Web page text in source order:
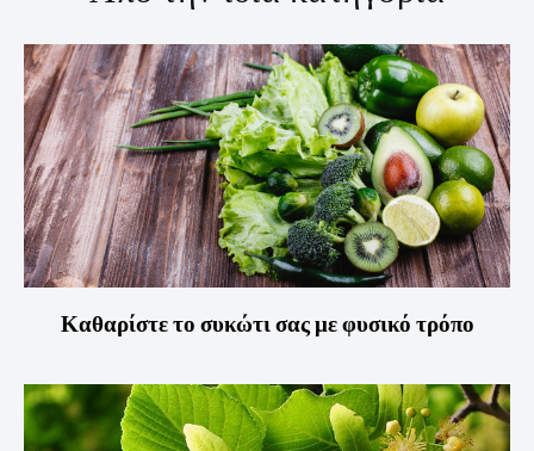
Καθαρίστε το συκώτι σας με φυσικό τρόπο